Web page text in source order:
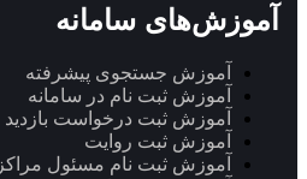
آموزش‌های سامانه
آموزش جستجوی پیشرفته
آموزش ثبت نام در سامانه
آموزش ثبت درخواست بازدید
آموزش ثبت روایت
آموزش ثبت نام مسئول مراکز